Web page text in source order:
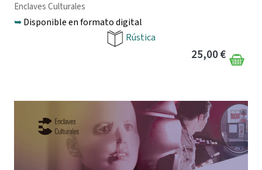
Enclaves Culturales
➥Disponible en formato digital
Rústica
25,00 €